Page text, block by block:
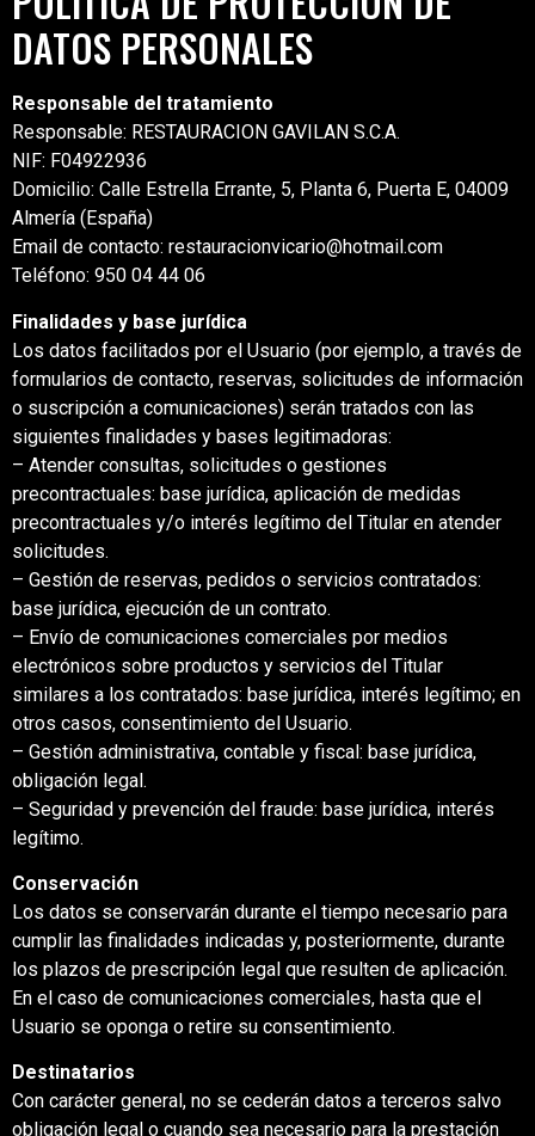
DATOS PERSONALES
Responsable del tratamiento
Responsable: RESTAURACION GAVILAN S.C.A.
NIF: F04922936
Domicilio: Calle Estrella Errante, 5, Planta 6, Puerta E, 04009
Almería (España)
Email de contacto: restauracionvicario@hotmail.com
Teléfono: 950 04 44 06
Finalidades y base jurídica
Los datos facilitados por el Usuario (por ejemplo, a través de
formularios de contacto, reservas, solicitudes de información
o suscripción a comunicaciones) serán tratados con las
siguientes finalidades y bases legitimadoras:
– Atender consultas, solicitudes o gestiones
precontractuales: base jurídica, aplicación de medidas
precontractuales y/o interés legítimo del Titular en atender
solicitudes.
– Gestión de reservas, pedidos o servicios contratados:
base jurídica, ejecución de un contrato.
– Envío de comunicaciones comerciales por medios
electrónicos sobre productos y servicios del Titular
similares a los contratados: base jurídica, interés legítimo; en
otros casos, consentimiento del Usuario.
– Gestión administrativa, contable y fiscal: base jurídica,
obligación legal.
– Seguridad y prevención del fraude: base jurídica, interés
legítimo.
Conservación
Los datos se conservarán durante el tiempo necesario para
cumplir las finalidades indicadas y, posteriormente, durante
los plazos de prescripción legal que resulten de aplicación.
En el caso de comunicaciones comerciales, hasta que el
Usuario se oponga o retire su consentimiento.
Destinatarios
Con carácter general, no se cederán datos a terceros salvo
obligación legal o cuando sea necesario para la prestación